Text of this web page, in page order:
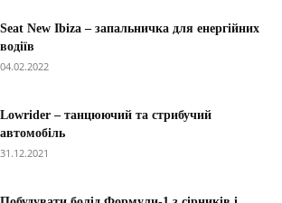
Seat New Ibiza – запальничка для енергійних
водіїв
04.02.2022
Lowrider – танцюючий та стрибучий
автомобіль
31.12.2021